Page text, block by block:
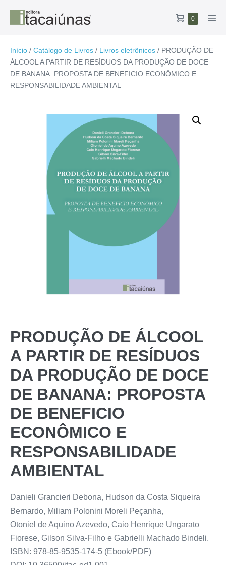
conteúdo
Carrinho
compras
0Itens
Início / Catálogo de Livros / Livros eletrônicos / PRODUÇÃO DE
ÁLCOOL A PARTIR DE RESÍDUOS DA PRODUÇÃO DE DOCE
DE BANANA: PROPOSTA DE BENEFICIO ECONÔMICO E
RESPONSABILIDADE AMBIENTAL
PRODUÇÃO DE ÁLCOOL
A PARTIR DE RESÍDUOS
DA PRODUÇÃO DE DOCE
DE BANANA: PROPOSTA
DE BENEFICIO
ECONÔMICO E
RESPONSABILIDADE
AMBIENTAL
Danieli Grancieri Debona, Hudson da Costa Siqueira
Bernardo, Miliam Polonini Moreli Peçanha,
Otoniel de Aquino Azevedo, Caio Henrique Ungarato
Fiorese, Gilson Silva-Filho e Gabrielli Machado Bindeli.
ISBN: 978-85-9535-174-5 (Ebook/PDF)